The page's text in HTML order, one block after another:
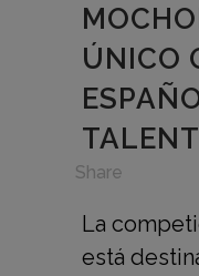
ÚNICO
Share
La
está